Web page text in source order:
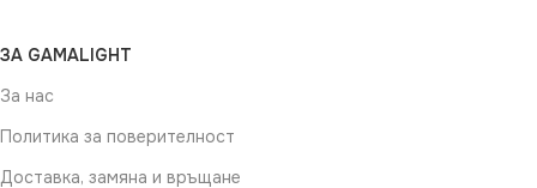
ЗА GAMALIGHT
За нас
Политика за поверителност
Доставка, замяна и връщане